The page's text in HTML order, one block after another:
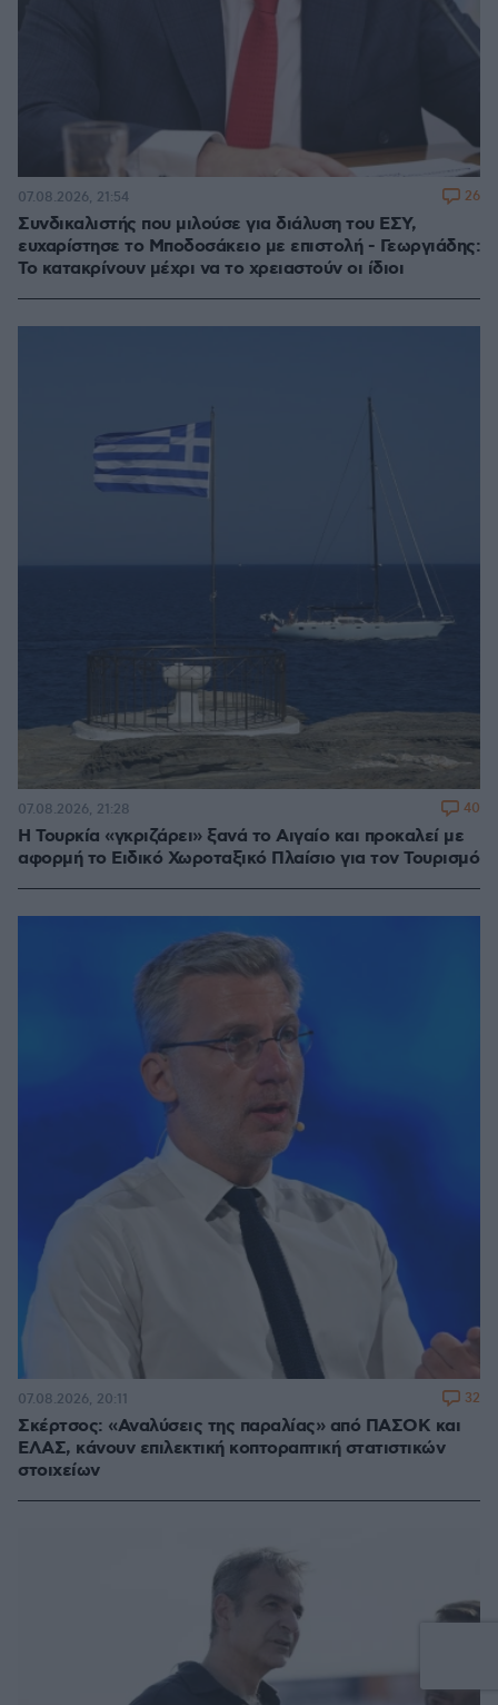
Συνδικαλιστής που μιλούσε για διάλυση του ΕΣΥ,
ευχαρίστησε το Μποδοσάκειο με επιστολή - Γεωργιάδης:
Το κατακρίνουν μέχρι να το χρειαστούν οι ίδιοι
07.08.2026, 21:54 26
Η Τουρκία «γκριζάρει» ξανά το Αιγαίο και προκαλεί με
αφορμή το Ειδικό Χωροταξικό Πλαίσιο για τον Τουρισμό
07.08.2026, 21:28 40
Σκέρτσος: «Αναλύσεις της παραλίας» από ΠΑΣΟΚ και
ΕΛΑΣ, κάνουν επιλεκτική κοπτοραπτική στατιστικών
στοιχείων
07.08.2026, 20:11 32